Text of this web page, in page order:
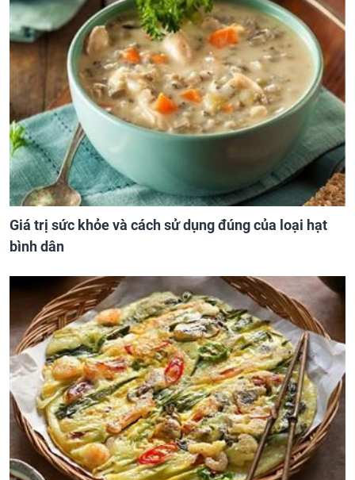
Giá trị sức khỏe và cách sử dụng đúng của loại hạt
bình dân